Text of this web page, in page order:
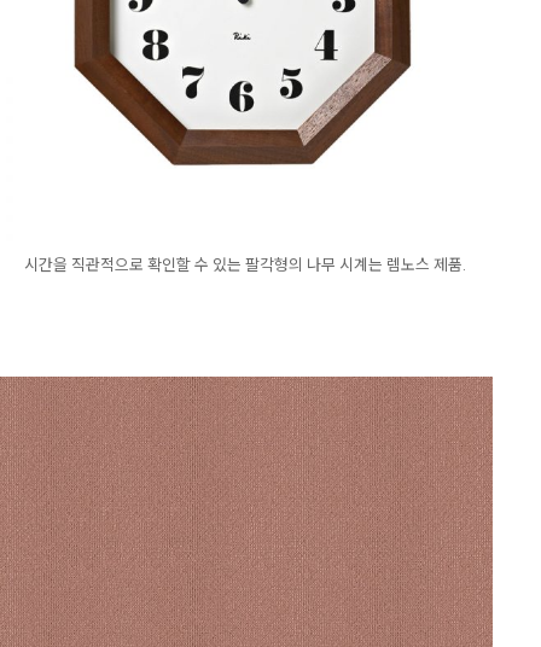
시간을 직관적으로 확인할 수 있는 팔각형의 나무 시계는 렘노스 제품.